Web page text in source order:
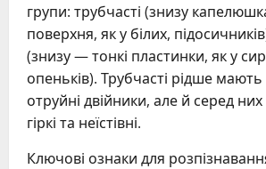
групи: трубчасті (знизу
поверхня, як у білих,
(знизу — тонкі пластинки, як у
опеньків). Трубчасті рідше
отруйні двійники, але й серед
гіркі та неїстівні.
Ключові ознаки для